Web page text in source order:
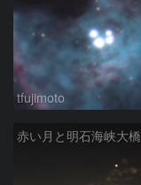
tfujimoto
赤い月と明石海峡大橋